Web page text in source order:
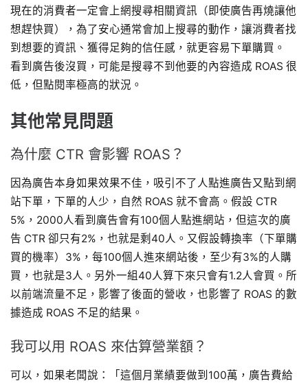
現在的消費者一定會上網搜尋相關資訊（即使廣告再燒讓他
想趕快買），為了安心通常會加上搜尋的動作，讓消費者找
到想要的資訊、獲得足夠的信任感，就更容易下單購買。
看到廣告後沒買，可能是搜尋不到他要的內容造成 ROAS 很
低，但點閱率極高的狀況。
其他常見問題
為什麼 CTR 會影響 ROAS？
因為廣告本身如果效果不佳，吸引不了人點進廣告又點到網
站下單，下單的人少，自然 ROAS 就不會高。假設 CTR
5%，2000人看到廣告會有100個人點進網站，但這次的廣
告 CTR 卻只有2%，也就是剩40人。又假設轉換率（下單購
買的機率）3%，每100個人進來網站後，至少有3%的人購
買，也就是3人。另外一組40人算下來只會有1.2人會買。所
以前端流量不足，影響了後面的營收，也影響了 ROAS 的數
據造成 ROAS 不足的結果。
我可以用 ROAS 來估算營業額？
可以，如果老闆說：「這個月業績要做到100萬，廣告費給